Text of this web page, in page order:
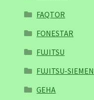
FAQTOR
FONESTAR
FUJITSU
FUJITSU-
GEHA